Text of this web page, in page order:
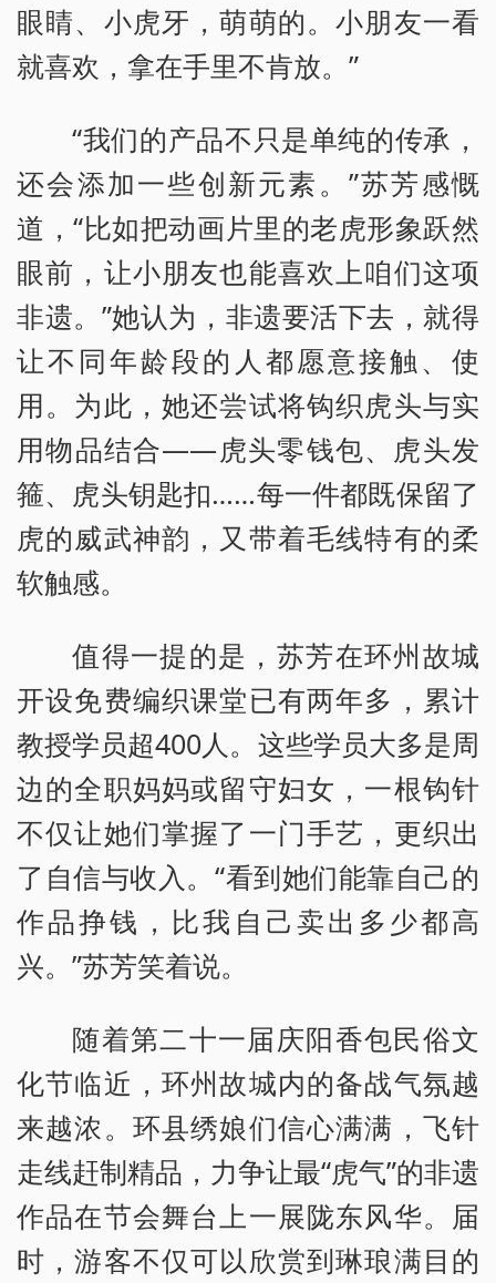
眼睛、小虎牙，萌萌的。小朋友一看
就喜欢，拿在手里不肯放。”
“我们的产品不只是单纯的传承，
还会添加一些创新元素。”苏芳感慨
道，“比如把动画片里的老虎形象跃然
眼前，让小朋友也能喜欢上咱们这项
非遗。”她认为，非遗要活下去，就得
让不同年龄段的人都愿意接触、使
用。为此，她还尝试将钩织虎头与实
用物品结合——虎头零钱包、虎头发
箍、虎头钥匙扣……每一件都既保留了
虎的威武神韵，又带着毛线特有的柔
软触感。
值得一提的是，苏芳在环州故城
开设免费编织课堂已有两年多，累计
教授学员超400人。这些学员大多是周
边的全职妈妈或留守妇女，一根钩针
不仅让她们掌握了一门手艺，更织出
了自信与收入。“看到她们能靠自己的
作品挣钱，比我自己卖出多少都高
兴。”苏芳笑着说。
随着第二十一届庆阳香包民俗文
化节临近，环州故城内的备战气氛越
来越浓。环县绣娘们信心满满，飞针
走线赶制精品，力争让最“虎气”的非遗
作品在节会舞台上一展陇东风华。届
时，游客不仅可以欣赏到琳琅满目的